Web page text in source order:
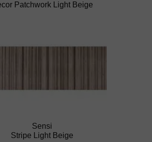
Patchwork Light Beige
Sensi
Stripe Light Beige